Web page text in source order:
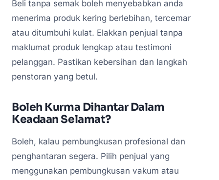
Beli tanpa semak boleh menyebabkan anda
menerima produk kering berlebihan, tercemar
atau ditumbuhi kulat. Elakkan penjual tanpa
maklumat produk lengkap atau testimoni
pelanggan. Pastikan kebersihan dan langkah
penstoran yang betul.
Boleh Kurma Dihantar Dalam
Keadaan Selamat?
Boleh, kalau pembungkusan profesional dan
penghantaran segera. Pilih penjual yang
menggunakan pembungkusan vakum atau